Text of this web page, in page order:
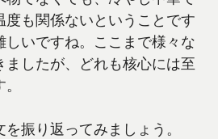
度も関係ないということです
しいですね。ここまで様々な
ましたが、どれも核心には至
振り返ってみましょう。